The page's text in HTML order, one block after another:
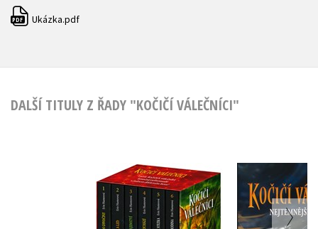
PDF Ukázka.pdf
DALŠÍ TITULY Z ŘADY "KOČIČÍ VÁLEČNÍCI"
Kočičí válečníci: BOX
1-6
Erin Hunterová
Kočičí
Erin